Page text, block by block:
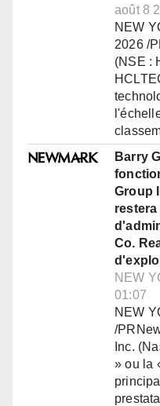
août 8
NEW
2026 /
(NSE :
Barry
Group
Co.
NEW
01:07
NEW
/
Inc.
» ou la